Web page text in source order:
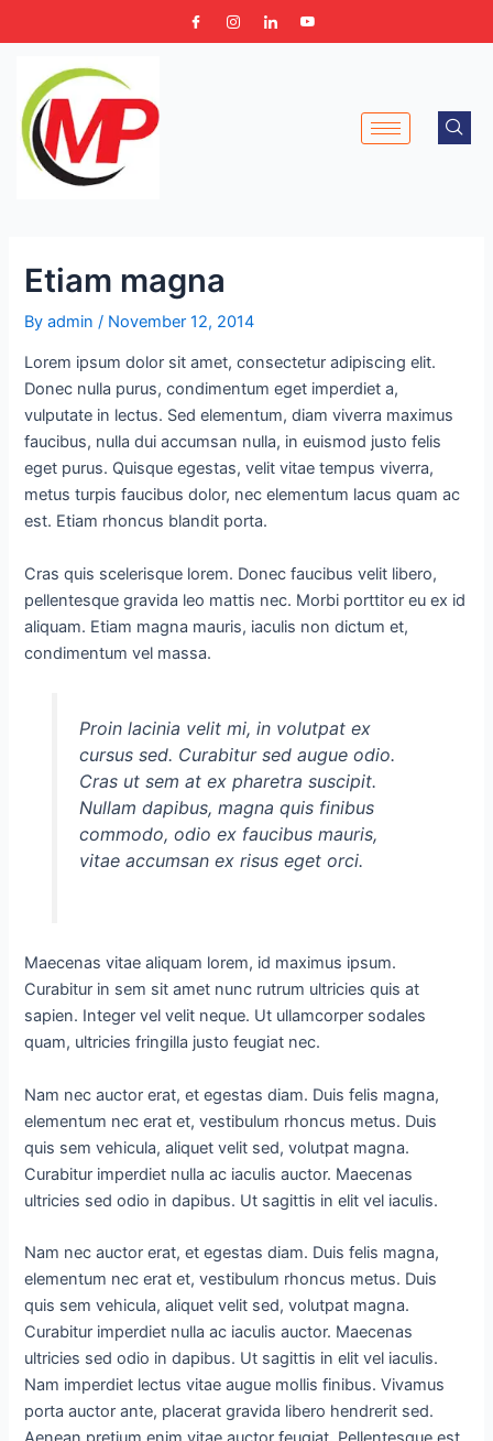
to
Etiam magna
Byadmin/ November 12, 2014
Lorem ipsum dolor sit amet, consectetur adipiscing elit.
Donec nulla purus, condimentum eget imperdiet a,
vulputate in lectus. Sed elementum, diam viverra maximus
faucibus, nulla dui accumsan nulla, in euismod justo felis
eget purus. Quisque egestas, velit vitae tempus viverra,
metus turpis faucibus dolor, nec elementum lacus quam ac
est. Etiam rhoncus blandit porta.
Cras quis scelerisque lorem. Donec faucibus velit libero,
pellentesque gravida leo mattis nec. Morbi porttitor eu ex id
aliquam. Etiam magna mauris, iaculis non dictum et,
condimentum vel massa.
Proin lacinia velit mi, in volutpat ex
cursus sed. Curabitur sed augue odio.
Cras ut sem at ex pharetra suscipit.
Nullam dapibus, magna quis finibus
commodo, odio ex faucibus mauris,
vitae accumsan ex risus eget orci.
Maecenas vitae aliquam lorem, id maximus ipsum.
Curabitur in sem sit amet nunc rutrum ultricies quis at
sapien. Integer vel velit neque. Ut ullamcorper sodales
quam, ultricies fringilla justo feugiat nec.
Nam nec auctor erat, et egestas diam. Duis felis magna,
elementum nec erat et, vestibulum rhoncus metus. Duis
quis sem vehicula, aliquet velit sed, volutpat magna.
Curabitur imperdiet nulla ac iaculis auctor. Maecenas
ultricies sed odio in dapibus. Ut sagittis in elit vel iaculis.
Nam nec auctor erat, et egestas diam. Duis felis magna,
elementum nec erat et, vestibulum rhoncus metus. Duis
quis sem vehicula, aliquet velit sed, volutpat magna.
Curabitur imperdiet nulla ac iaculis auctor. Maecenas
ultricies sed odio in dapibus. Ut sagittis in elit vel iaculis.
Nam imperdiet lectus vitae augue mollis finibus. Vivamus
porta auctor ante, placerat gravida libero hendrerit sed.
navigation